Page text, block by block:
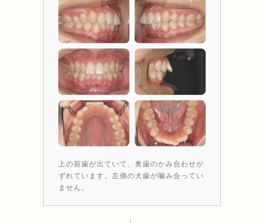
上の前歯が出ていて、奥歯のかみ合わせが
ずれています。左側の犬歯が噛み合ってい
ません。